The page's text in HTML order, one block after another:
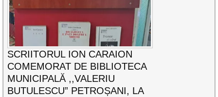
SCRIITORUL ION CARAION
COMEMORAT DE BIBLIOTECA
MUNICIPALĂ ,,VALERIU
BUTULESCU” PETROȘANI, LA